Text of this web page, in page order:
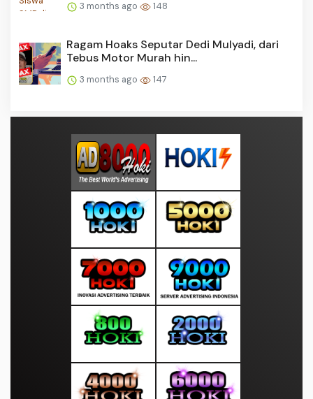
3 months ago 148
Ragam Hoaks Seputar Dedi Mulyadi, dari
Tebus Motor Murah hin...
3 months ago 147